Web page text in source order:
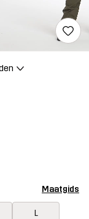
Maatgids
L